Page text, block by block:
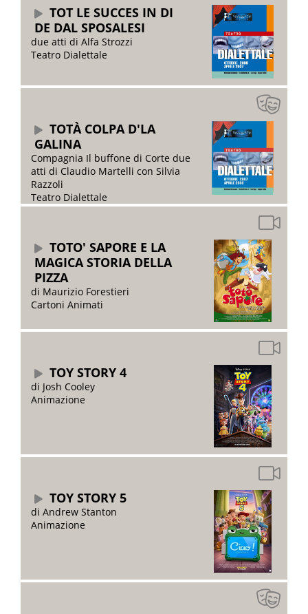
TOT LE SUCCES IN DI
DE DAL SPOSALESI
due atti di Alfa Strozzi
Teatro Dialettale
TOTÀ COLPA D'LA
GALINA
Compagnia Il buffone di Corte due
atti di Claudio Martelli con Silvia
Razzoli
Teatro Dialettale
TOTO' SAPORE E LA
MAGICA STORIA DELLA
PIZZA
di Maurizio Forestieri
Cartoni Animati
TOY STORY 4
di Josh Cooley
Animazione
TOY STORY 5
di Andrew Stanton
Animazione